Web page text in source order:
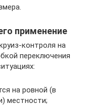
применение
контроля на
переключения
на ровной (в
местности;